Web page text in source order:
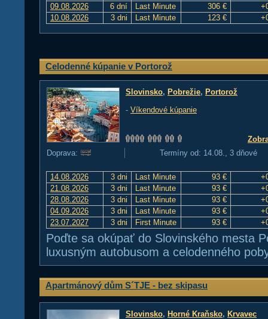
09.08.2026
6 dní Last Minute 306 €
10.08.2026
3 dni Last Minute 123 €
Celodenné kúpanie v Portorož
Slovinsko, Pobrežie, Portorož
- Víkendové kúpanie
Doprava:
Termíny od: 14.08., 3 dňové
14.08.2026 3 dni Last Minute 93 €
21.08.2026
3 dni Last Minute 93 €
28.08.2026
3 dni Last Minute 93 €
04.09.2026
3 dni Last Minute 93 €
23.07.2027
3 dni First Minute 93 €
Poďte sa okúpať do Slovinského mesta
luxusným autobusom a celodenného
Apartmánový dům S´TJE - bez skipasu
Slovinsko, Horné Kraňsko, Krvavec